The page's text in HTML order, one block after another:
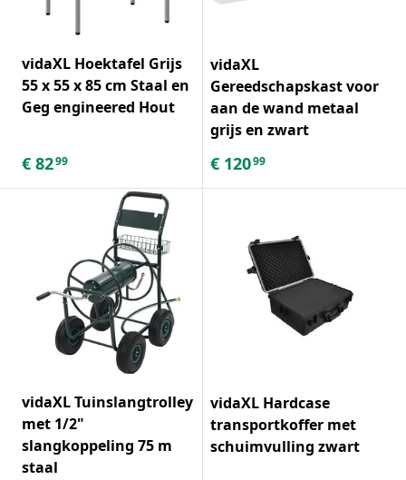
vidaXL Hoektafel Grijs
55 x 55 x 85 cm Staal en
Geg engineered Hout
€ 8299
vidaXL
Gereedschapskast voor
aan de wand metaal
grijs en zwart
€ 12099
vidaXL Tuinslangtrolley
met 1/2"
slangkoppeling 75 m
staal
vidaXL Hardcase
transportkoffer met
schuimvulling zwart